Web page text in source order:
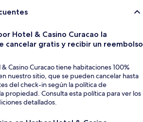
Hotel & Casino Curacao la
cancelar gratis y recibir un reembolso
Casino Curacao tiene habitaciones 100%
nuestro sitio, que se pueden cancelar hasta
del check-in según la política de
propiedad. Consulta esta política para ver los
detallados.